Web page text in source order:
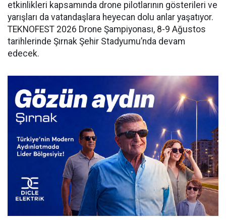
etkinlikleri kapsamında drone pilotlarının gösterileri ve
yarışları da vatandaşlara heyecan dolu anlar yaşatıyor.
TEKNOFEST 2026 Drone Şampiyonası, 8-9 Ağustos
tarihlerinde Şırnak Şehir Stadyumu’nda devam
edecek.